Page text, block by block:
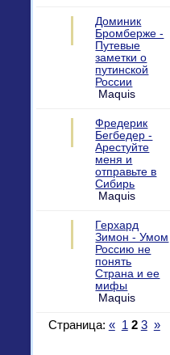
Доминик
Бромберже -
Путевые
заметки о
путинской
России
Maquis
Фредерик
Бегбедер -
Арестуйте
меня и
отправьте в
Сибирь
Maquis
Герхард
Зимон - Умом
Россию не
понять
Страна и ее
мифы
Maquis
Страница: « 1 2 3 »